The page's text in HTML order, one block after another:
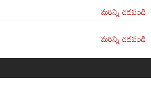
మరిన్ని చదవండి
మరిన్ని చదవండి